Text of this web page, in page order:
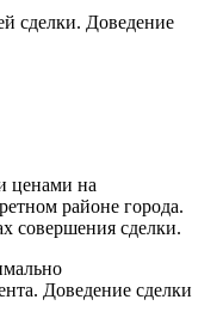
сделки. Доведение
ценами на
районе города.
совершения сделки.
Доведение сделки